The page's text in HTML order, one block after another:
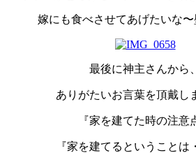
嫁にも食べさせてあげたいな〜
最後に神主さんから、
ありがたいお言葉を頂戴し
『家を建てた時の注意
『家を建てるということは